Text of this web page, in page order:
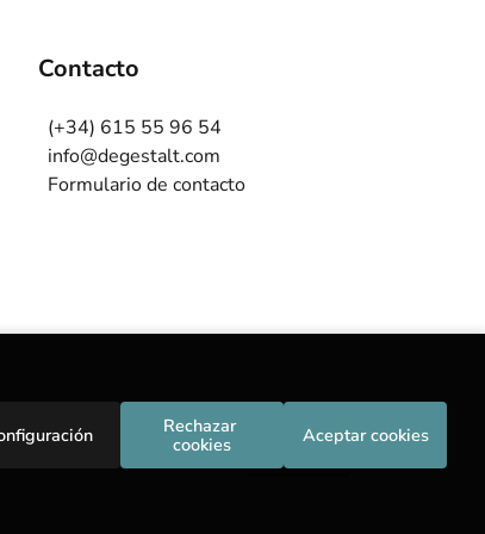
Contacto
(+34) 615 55 96 54
info@degestalt.com
Formulario de contacto
Rechazar
cookies
Aceptar cookies